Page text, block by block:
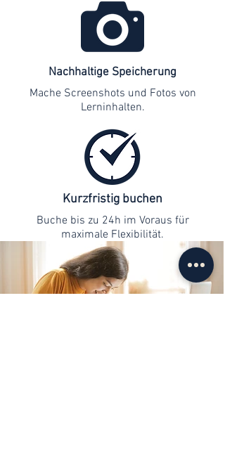
Nachhaltige Speicherung
Mache Screenshots und Fotos von
Lerninhalten.
Kurzfristig buchen
Buche bis zu 24h im Voraus für
maximale Flexibilität.